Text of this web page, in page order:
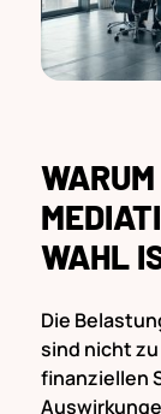
WAHL
Die
sind nicht
finanziellen